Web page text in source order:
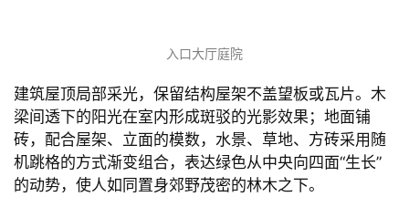
入口大厅庭院
建筑屋顶局部采光，保留结构屋架不盖望板或瓦片。木
梁间透下的阳光在室内形成斑驳的光影效果；地面铺